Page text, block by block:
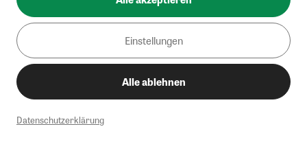
Einstellungen
Alle ablehnen
Datenschutzerklärung